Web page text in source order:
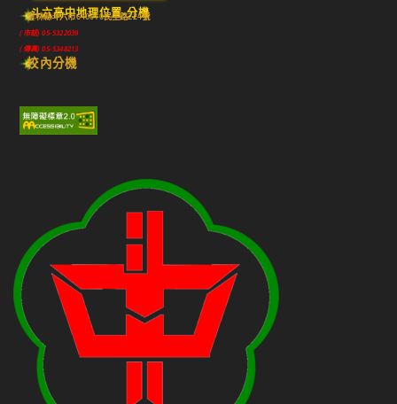
斗六高中地理位置-分機
雲林縣斗六市640010民生路224號
(市話) 05-5322039
(傳真) 05-5348213
校內分機